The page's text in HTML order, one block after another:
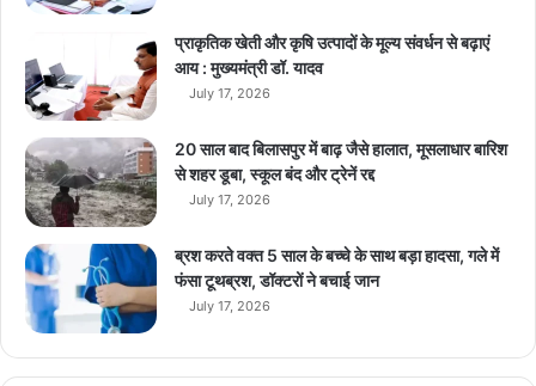
प्राकृतिक खेती और कृषि उत्पादों के मूल्य संवर्धन से बढ़ाएं
आय : मुख्यमंत्री डॉ. यादव
July 17, 2026
20 साल बाद बिलासपुर में बाढ़ जैसे हालात, मूसलाधार बारिश
से शहर डूबा, स्कूल बंद और ट्रेनें रद्द
July 17, 2026
ब्रश करते वक्त 5 साल के बच्चे के साथ बड़ा हादसा, गले में
फंसा टूथब्रश, डॉक्टरों ने बचाई जान
July 17, 2026